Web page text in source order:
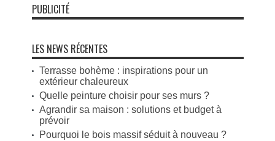
PUBLICITÉ
LES NEWS RÉCENTES
Terrasse bohème : inspirations pour un
extérieur chaleureux
Quelle peinture choisir pour ses murs ?
Agrandir sa maison : solutions et budget à
prévoir
Pourquoi le bois massif séduit à nouveau ?